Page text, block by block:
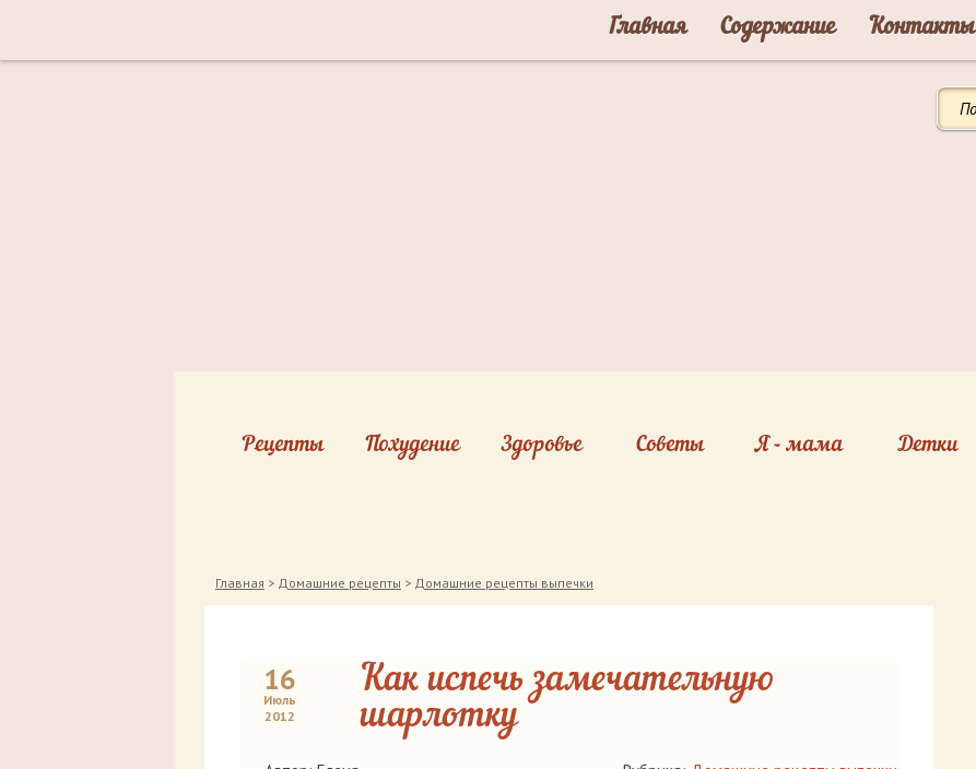
Главная Содержание Контакты
Рецепты Похудение Здоровье Советы Я - мама Детки
Главная > Домашние рецепты > Домашние рецепты выпечки
16
Июль
2012
Как испечь замечательную
шарлотку